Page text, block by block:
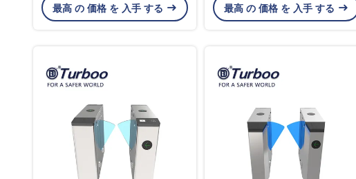
査器
最高 の 価格 を 入手 する
最高 の 価格 を 入手 する